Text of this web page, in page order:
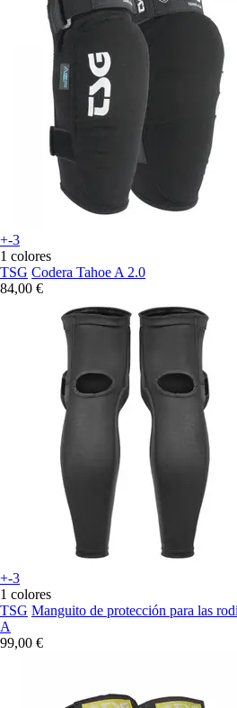
+-3
1 colores
TSG Codera Tahoe A 2.0
84,00 €
+-3
1 colores
TSG Manguito de protección para las
A
99,00 €